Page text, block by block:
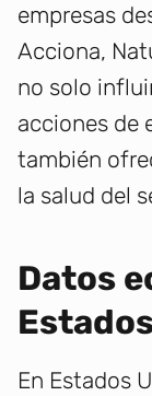
empresas
Acciona,
no solo
acciones de
también
la salud del
Datos
En Estados